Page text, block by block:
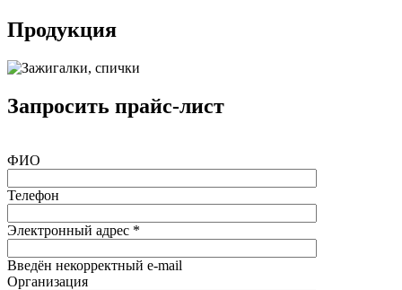
Продукция
Запросить прайс-лист
ФИО
Телефон
Электронный адрес *
Введён некорректный e-mail
Организация